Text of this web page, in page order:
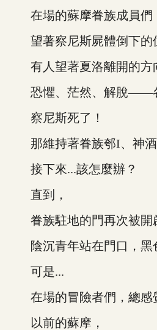
在場的蘇摩眷族成員們，
望著察尼斯屍體倒下的位
有人望著夏洛離開的方
恐懼、茫然、解脫——各
察尼斯死了！
那維持著眷族郀I、神酒
接下來...該怎麼辦？
直到，
眷族駐地的門再次被開
陰沉青年站在門口，黑色
可是...
在場的冒險者們，總感覺
以前的蘇摩，